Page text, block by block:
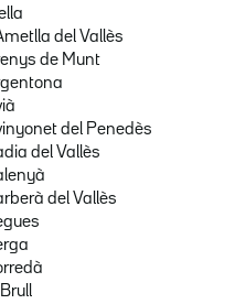
del Vallès
de Munt
del Penedès
del Vallès
del Vallès